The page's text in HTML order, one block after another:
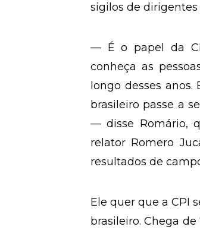
sigilos de dirigentes
— É o papel da
conheça as
longo desses
brasileiro passe a
— disse Romário,
relator Romero
resultados de
Ele quer que a CPI
brasileiro. Chega